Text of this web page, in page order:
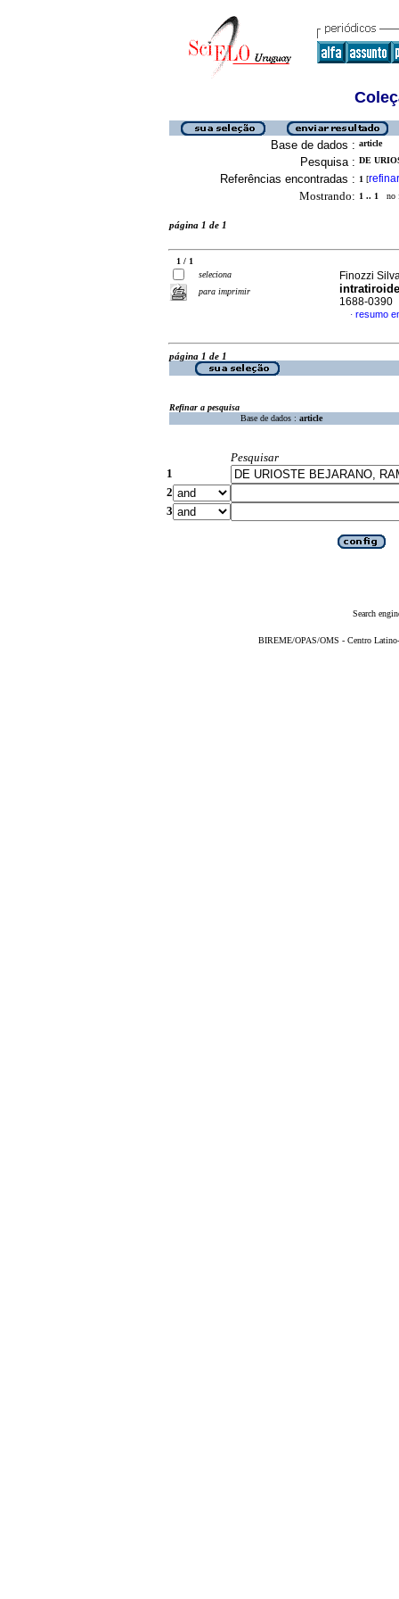
Base de dados : article
Pesquisa : DE
Referências encontradas : 1 [refinar
Mostrando: 1 .. 1 no
página 1 de 1
1 / 1
seleciona
para imprimir
Finozzi
1688-0390
· resumo
página 1 de 1
Refinar a pesquisa
Base de dados : article
Pesquisar
1
2
3
Search
BIREME/OPAS/OMS - Centro Latino-